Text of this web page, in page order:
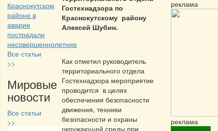
Краснокутском
районе в
аварии
пострадали
несовершеннолетние
Все статьи
>>
Мировые
новости
Все статьи
>>
Гостехнадзора по
Краснокутскому району
Алексей Шубин.
Как отметил руководитель
территориального отдела
Гостехнадзора мероприятие
проводится в целях
обеспечения безопасности
движения, техники
безопасности и охраны
окружающей среды при
реклама
реклама